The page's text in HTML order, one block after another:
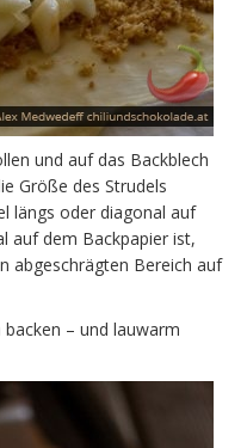
und auf das Backblech
Größe des Strudels
längs oder diagonal auf
auf dem Backpapier ist,
abgeschrägten Bereich auf
– und lauwarm